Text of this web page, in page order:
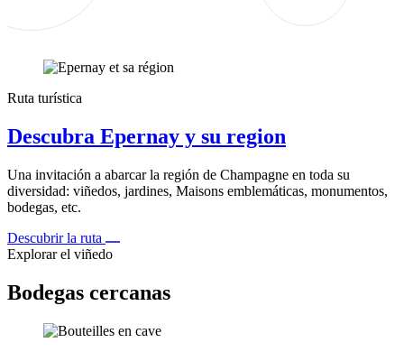
Ruta turística
Descubra Epernay y su region
Una invitación a abarcar la región de Champagne en toda su
diversidad: viñedos, jardines, Maisons emblemáticas, monumentos,
bodegas, etc.
Descubrir la ruta
Explorar el viñedo
Bodegas cercanas